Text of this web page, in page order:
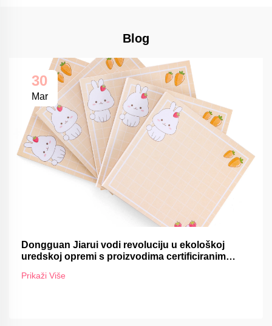
Blog
30
Mar
Dongguan Jiarui vodi revoluciju u ekološkoj
uredskoj opremi s proizvodima certificiranim
Prikaži Više